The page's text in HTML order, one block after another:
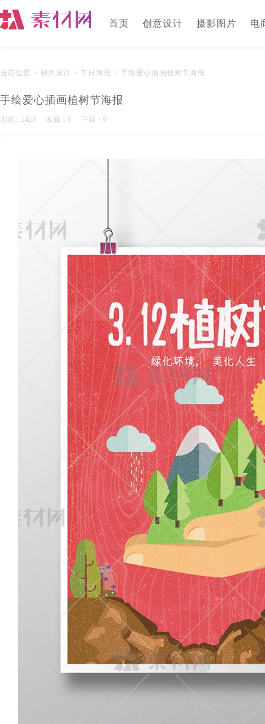
首页 创意设计 摄影图片 电
当前位置 > 创意设计 > 节日海报 > 手绘爱心插画植树节海报
手绘爱心插画植树节海报
浏览： 2423 收藏： 0 下载： 0